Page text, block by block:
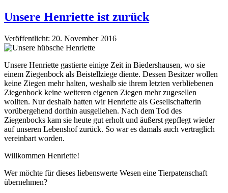
Unsere Henriette ist zurück
Veröffentlicht: 20. November 2016
Unsere Henriette gastierte einige Zeit in Biedershausen, wo sie
einem Ziegenbock als Beistellziege diente. Dessen Besitzer wollen
keine Ziegen mehr halten, weshalb sie ihrem letzten verbliebenen
Ziegenbock keine weiteren eigenen Ziegen mehr zugesellen
wollten. Nur deshalb hatten wir Henriette als Gesellschafterin
vorübergehend dorthin ausgeliehen. Nach dem Tod des
Ziegenbocks kam sie heute gut erholt und äußerst gepflegt wieder
auf unseren Lebenshof zurück. So war es damals auch vertraglich
vereinbart worden.
Willkommen Henriette!
Wer möchte für dieses liebenswerte Wesen eine Tierpatenschaft
übernehmen?